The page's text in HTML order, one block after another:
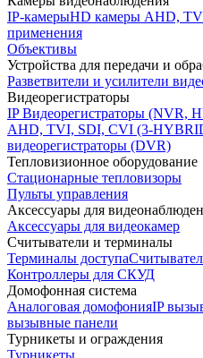
IP-камерыHD камеры AHD,
применения
Объективы
Устройства для передачи и
Разветвители и усилители
Видеорегистраторы
IP Видеорегистраторы (NVR,
AHD, TVI, SDI, CVI (3-
видеорегистраторы (DVR)
Тепловизионное оборудование
Стационарные тепловизоры
Пульты управления
Аксессуары для
Аксессуары для видеокамер
Считыватели и терминалы
Терминалы доступа
Контроллеры для СКУД
Домофонная система
Аналоговая домофонияIP
вызывные панели
Турникеты и ограждения
Турникеты